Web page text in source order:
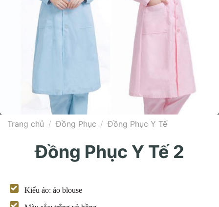
Trang chủ / Đồng Phục / Đồng Phục Y Tế
Đồng Phục Y Tế 2
Kiểu áo: áo blouse